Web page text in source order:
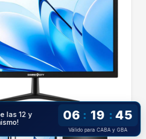
las 12 y
06 : 19 : 45
Válido para CABA y GBA